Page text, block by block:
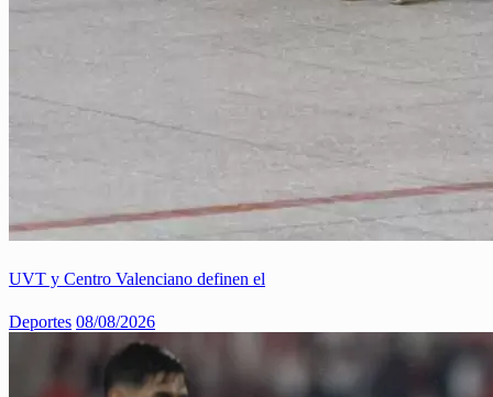
UVT y Centro Valenciano definen el
Deportes 08/08/2026